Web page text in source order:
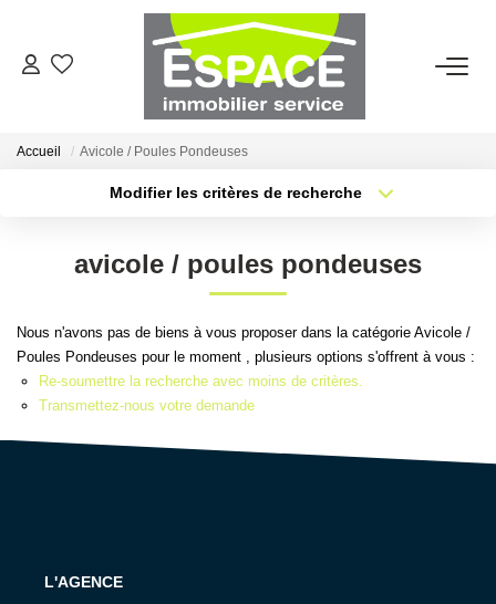
VENTES
AGENCE
Accueil Avicole / Poules Pondeuses
Modifier les critères de recherche
Type de bien
Surface min
Budget max Plus de critères
avicole / poules pondeuses
Nous n'avons pas de biens à vous proposer dans la catégorie Avicole /
Poules Pondeuses pour le moment , plusieurs options s'offrent à vous :
Re-soumettre la recherche avec moins de critères.
Transmettez-nous votre demande
L'AGENCE